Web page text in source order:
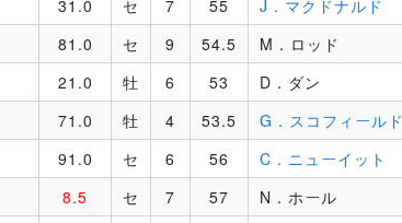
31.0 セ 7 55 J．マクドナルド
81.0 セ 9 54.5 M．ロッド
21.0 牡 6 53 D．ダン
71.0 牡 4 53.5 G．スコフィールド
91.0 セ 6 56 C．ニューイット
8.5 セ 7 57 N．ホール